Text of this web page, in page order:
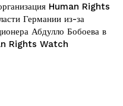
Human Rights
Германии из-за
Абдулло Бобоева в